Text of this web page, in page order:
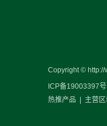
Copyright © http://
ICP备19003397号
热推产品 | 主营区